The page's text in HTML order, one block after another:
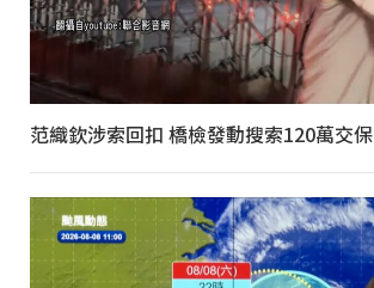
范織欽涉索回扣 橋檢發動搜索120萬交保